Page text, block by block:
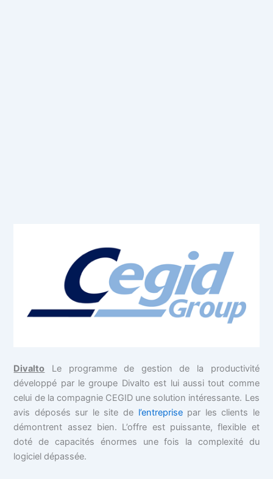
Divalto Le programme de gestion de la productivité
développé par le groupe Divalto est lui aussi tout comme
celui de la compagnie CEGID une solution intéressante. Les
avis déposés sur le site de l’entreprisepar les clients le
démontrent assez bien. L’offre est puissante, flexible et
doté de capacités énormes une fois la complexité du
logiciel dépassée.